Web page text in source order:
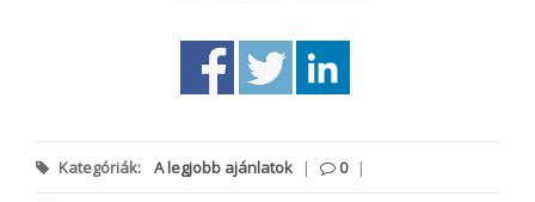
Kategóriák: A legjobb ajánlatok | 0 |